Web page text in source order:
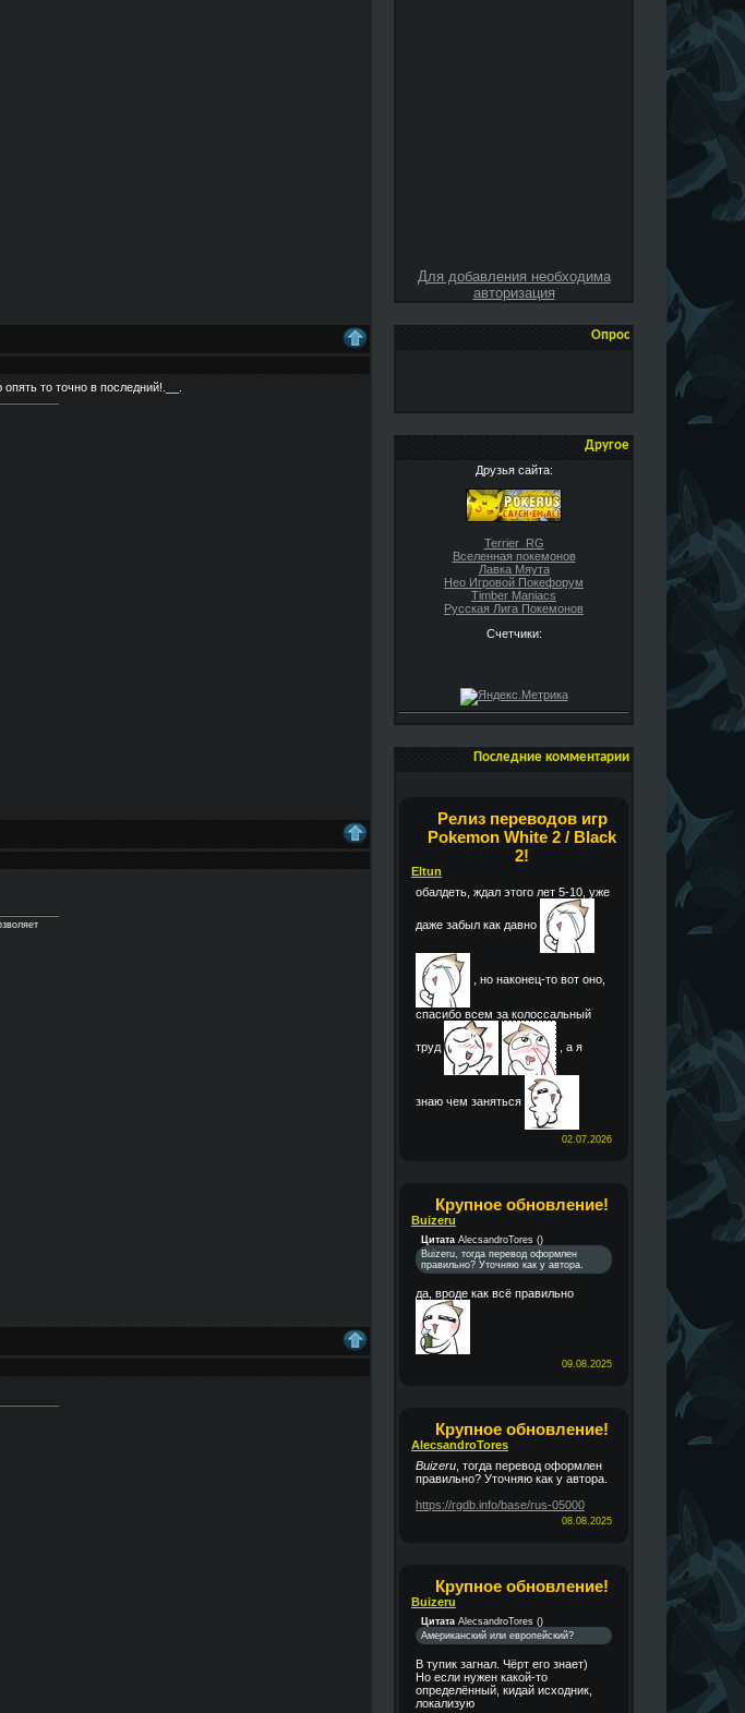
Для добавления необходима
авторизация
Опрос
Другое
Друзья сайта:
Terrier_RG
Вселенная покемонов
Лавка Мяута
Нео Игровой Покефорум
Timber Maniacs
Русская Лига Покемонов
Счетчики:
Последние комментарии
Релиз переводов игр
Pokemon White 2 / Black
2!
Eltun
обалдеть, ждал этого лет 5-10, уже
даже забыл как давно
, но наконец-то вот оно,
спасибо всем за колоссальный
труд , а я
знаю чем заняться
02.07.2026
Крупное обновление!
Buizeru
Цитата AlecsandroTores ()
Buizeru, тогда перевод оформлен
правильно? Уточняю как у автора.
да, вроде как всё правильно
09.08.2025
Крупное обновление!
AlecsandroTores
Buizeru , тогда перевод оформлен
правильно? Уточняю как у автора.
https://rgdb.info/base/rus-05000
08.08.2025
Крупное обновление!
Buizeru
Цитата AlecsandroTores ()
Американский или европейский?
В тупик загнал. Чёрт его знает)
Но если нужен какой-то
определённый, кидай исходник,
локализую
то точно в последний!.__.